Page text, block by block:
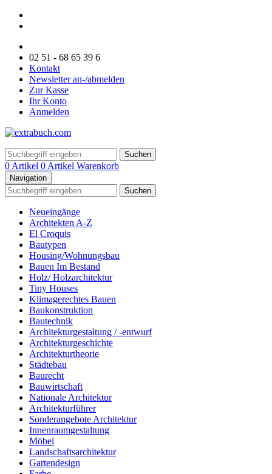
02 51 - 68 65 39 6
Kontakt
Newsletter an-/abmelden
Zur Kasse
Ihr Konto
Anmelden
Suchen
0 Artikel 0 Artikel Warenkorb
Navigation
Suchen
Neueingänge
Architekten A-Z
El Croquis
Bautypen
Housing/Wohnungsbau
Bauen Im Bestand
Holz/ Holzarchitektur
Tiny Houses
Klimagerechtes Bauen
Baukonstruktion
Bautechnik
Architekturgestaltung / -entwurf
Architekturgeschichte
Architekturtheorie
Städtebau
Baurecht
Bauwirtschaft
Nationale Architektur
Architekturführer
Sonderangebote Architektur
Innenraumgestaltung
Möbel
Landschaftsarchitektur
Gartendesign